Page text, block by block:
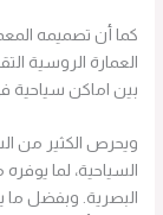
كما أن تصميمه
العمارة الروسية
بين اماكن سياحية
ويحرص الكثير من
السياحية، لما
البصرية. وبفضل ما